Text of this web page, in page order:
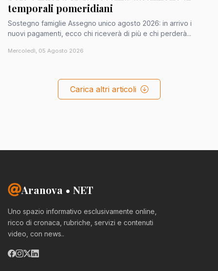
temporali pomeridiani
Sostegno famiglie Assegno unico agosto 2026: in arrivo i
nuovi pagamenti, ecco chi riceverà di più e chi perderà...
Mercoledì, 05 Agosto 2026
Carica altri articoli
Aranova • NET
Uno spazio informativo esclusivamente online,
ricco di cronaca, rubriche, servizi e contenuti
video, con news..